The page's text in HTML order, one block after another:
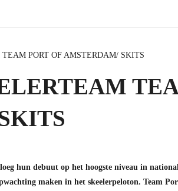
PORT OF AMSTERDAM/ SKITS
hun debuut op het hoogste niveau in
maken in het skeelerpeloton. Team